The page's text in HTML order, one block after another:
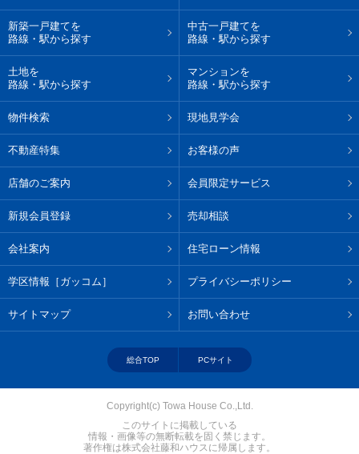
新築一戸建てを
路線・駅から探す
中古一戸建てを
路線・駅から探す
土地を
路線・駅から探す
マンションを
路線・駅から探す
物件検索 現地見学会
不動産特集 お客様の声
店舗のご案内 会員限定サービス
新規会員登録 売却相談
会社案内 住宅ローン情報
学区情報［ガッコム］ プライバシーポリシー
サイトマップ お問い合わせ
総合TOP PCサイト
Copyright(c) Towa House Co.,Ltd.
このサイトに掲載している
情報・画像等の無断転載を固く禁じます。
著作権は株式会社藤和ハウスに帰属します。